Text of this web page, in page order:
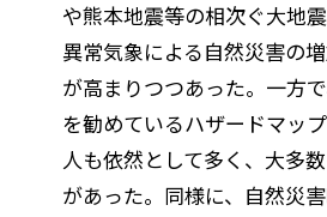
や熊本地震等の相次ぐ大地
異常気象による自然災害の
が高まりつつあった。一方
を勧めているハザードマッ
人も依然として多く、大多
があった。同様に、自然災